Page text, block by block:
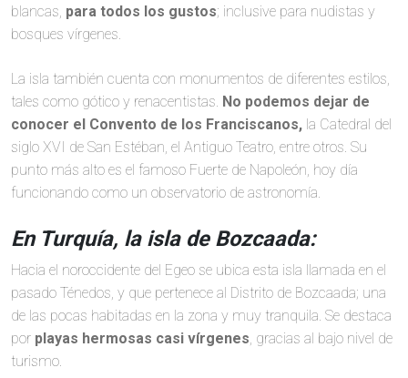
blancas, para todos los gustos; inclusive para nudistas y
bosques vírgenes.
La isla también cuenta con monumentos de diferentes estilos,
tales como gótico y renacentistas. No podemos dejar de
conocer el Convento de los Franciscanos, la Catedral del
siglo XVI de San Estéban, el Antiguo Teatro, entre otros. Su
punto más alto es el famoso Fuerte de Napoleón, hoy día
funcionando como un observatorio de astronomía.
En Turquía, la isla de Bozcaada:
Hacia el noroccidente del Egeo se ubica esta isla llamada en el
pasado Ténedos, y que pertenece al Distrito de Bozcaada; una
de las pocas habitadas en la zona y muy tranquila. Se destaca
por playas hermosas casi vírgenes, gracias al bajo nivel de
turismo.